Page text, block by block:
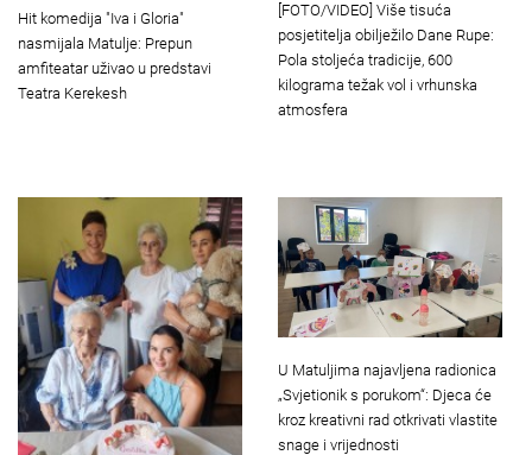
Hit komedija "Iva i Gloria"
nasmijala Matulje: Prepun
amfiteatar uživao u predstavi
Teatra Kerekesh
[FOTO/VIDEO] Više tisuća
posjetitelja obilježilo Dane Rupe:
Pola stoljeća tradicije, 600
kilograma težak vol i vrhunska
atmosfera
U Matuljima najavljena radionica
„Svjetionik s porukom“: Djeca će
kroz kreativni rad otkrivati vlastite
snage i vrijednosti